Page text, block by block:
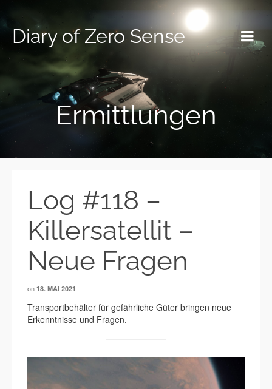
Diary of Zero Sense
Ermittlungen
Log #118 –
Killersatellit –
Neue Fragen
on 18. MAI 2021
Transportbehälter für gefährliche Güter bringen neue
Erkenntnisse und Fragen.